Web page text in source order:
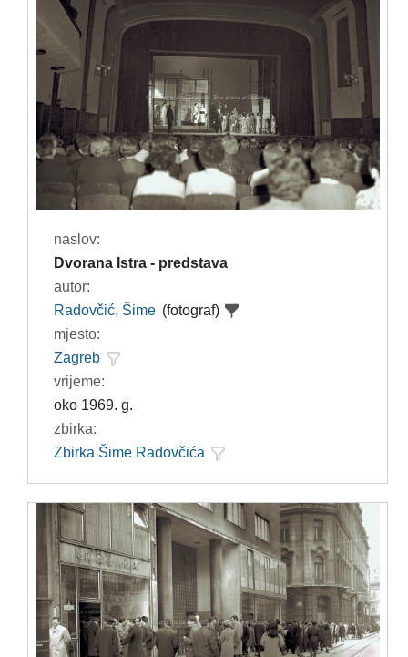
naslov:
Dvorana Istra - predstava
autor:
Radovčić, Šime (fotograf)
mjesto:
Zagreb
vrijeme:
oko 1969. g.
zbirka:
Zbirka Šime Radovčića